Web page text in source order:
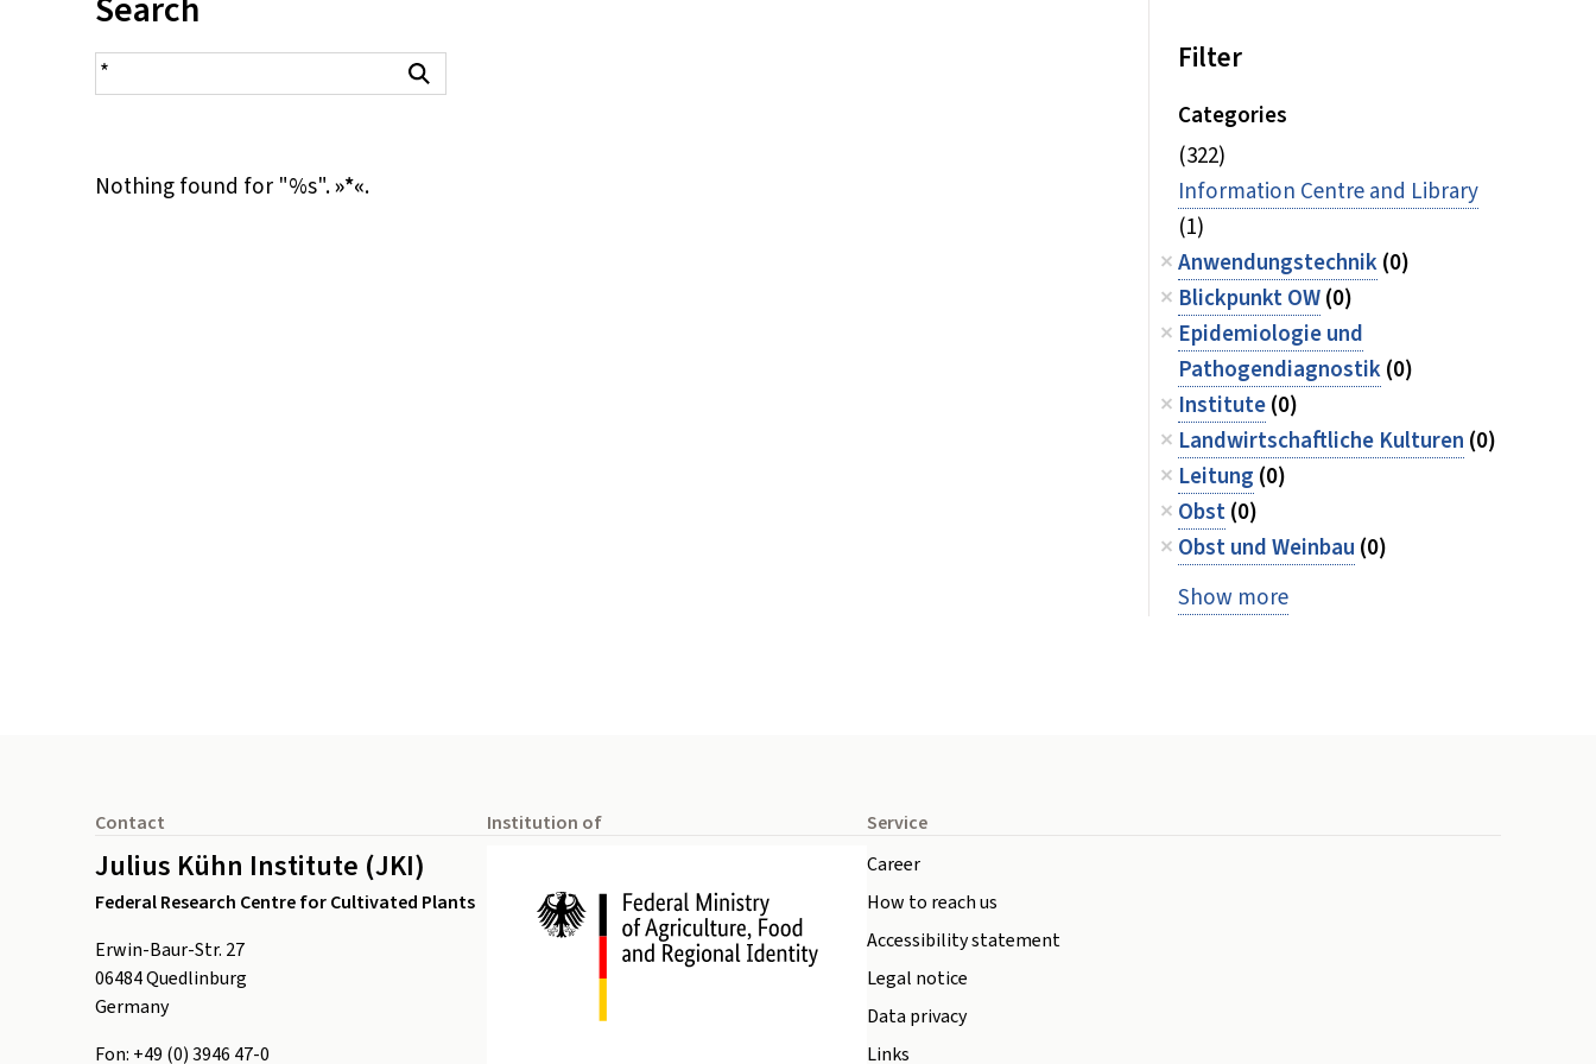
search result
Nothing found for "%s".»*«.
Filter
Categories
(322)
Information Centre and Library
(1)
Anwendungstechnik(0)
Blickpunkt OW(0)
Epidemiologie und
Pathogendiagnostik(0)
Institute(0)
Landwirtschaftliche Kulturen (0)
Leitung (0)
Obst(0)
Obst und Weinbau (0)
Show more
Contact
Julius Kühn Institute (JKI)
Federal Research Centre for Cultivated Plants
Erwin-Baur-Str. 27
06484Quedlinburg
Germany
Fon: +49 (0) 3946 47-0
Institution of
Service
Career
How to reach us
Accessibility statement
Legal notice
Data privacy
Links